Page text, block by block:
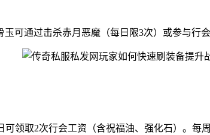
可通过击杀赤月恶魔（每日限3次）或参与行会
领取2次行会工资（含祝福油、强化石）。每